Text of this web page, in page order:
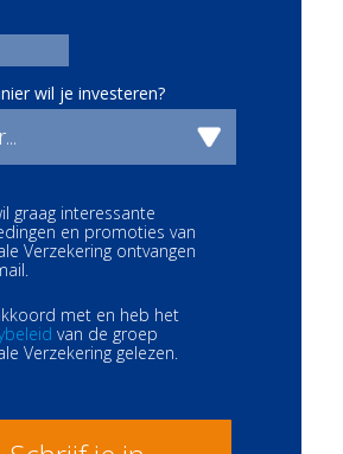
wil je investeren?
graag interessante
en promoties van
Verzekering ontvangen
met en heb het
van de groep
Verzekering gelezen.